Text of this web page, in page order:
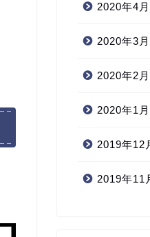
2020年4月
2020年3月
2020年2月
2020年1月
2019年12
2019年11